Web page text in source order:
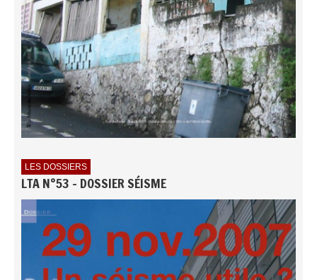
LES DOSSIERS
LTA N°53 - DOSSIER SÉISME